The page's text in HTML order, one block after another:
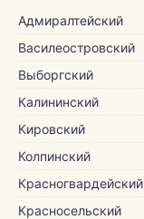
Адмиралтейский
Василеостровский
Выборгский
Калининский
Кировский
Колпинский
Красногвардейский
Красносельский